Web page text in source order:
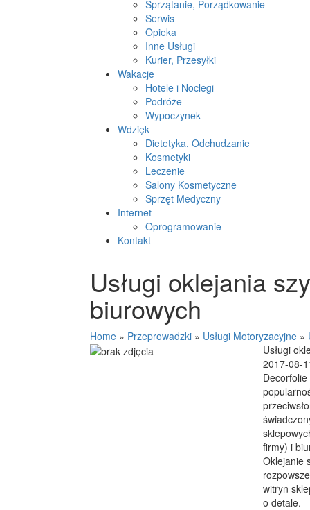
Sprzątanie, Porządkowanie
Serwis
Opieka
Inne Usługi
Kurier, Przesyłki
Wakacje
Hotele i Noclegi
Podróże
Wypoczynek
Wdzięk
Dietetyka, Odchudzanie
Kosmetyki
Leczenie
Salony Kosmetyczne
Sprzęt Medyczny
Internet
Oprogramowanie
Kontakt
Usługi oklejania
biurowych
Home » Przeprowadzki » Usługi Motoryzacyjne »
Usługi
2017-08-
firmy) i
Oklejanie
witryn
o detale.